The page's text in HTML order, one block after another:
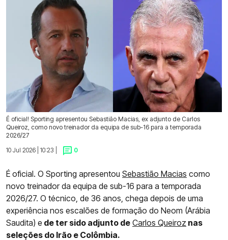
É oficial! Sporting apresentou Sebastião Macias, ex adjunto de Carlos
Queiroz, como novo treinador da equipa de sub-16 para a temporada
2026/27
10 Jul 2026 | 10:23 |
0
É oficial. O Sporting apresentou Sebastião Macias como
novo treinador da equipa de sub-16 para a temporada
2026/27. O técnico, de 36 anos, chega depois de uma
experiência nos escalões de formação do Neom (Arábia
Saudita) e de ter sido adjunto de Carlos Queiroz nas
seleções do Irão e Colômbia.